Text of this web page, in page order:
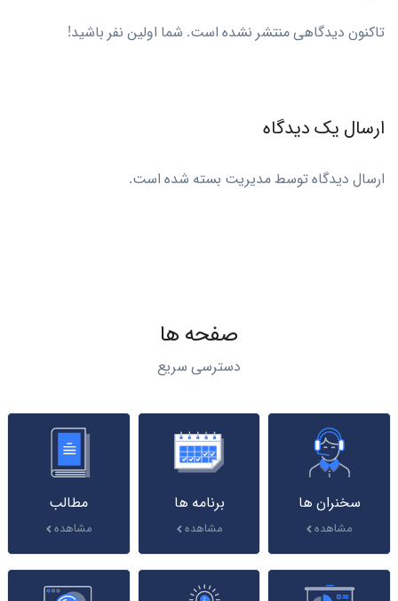
تاکنون دیدگاهی منتشر نشده است. شما اولین نفر باشید!
ارسال یک دیدگاه
ارسال دیدگاه توسط مدیریت بسته شده است.
صفحه ها
دسترسی سریع
سخنران ها
مشاهده
برنامه ها
مشاهده
مطالب
مشاهده